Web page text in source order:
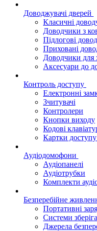
Доводжувачі дверей
Класичні
Доводчики з
Підлогові
Приховані
Доводчики для
Аксесуари до
Контроль доступу
Електронні
Зчитувачі
Контролери
Кнопки виходу
Кодові
Картки
Аудіодомофони
Аудіопанелі
Аудіотрубки
Комплекти
Безперебійне
Портативні
Системи
Джерела